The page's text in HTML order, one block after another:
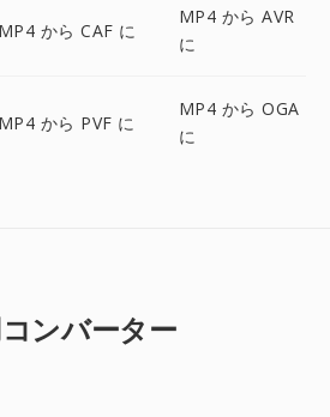
MP4 から CAF に
MP4 から AVR
に
MP4 から PVF に
MP4 から OGA
に
ンバーター